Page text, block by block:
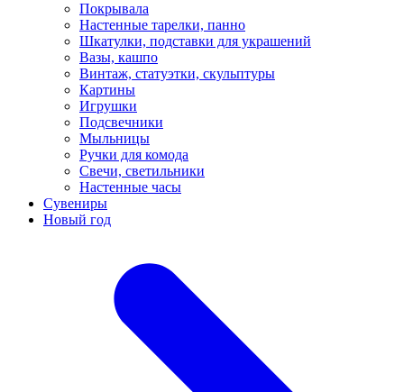
Покрывала
Настенные тарелки, панно
Шкатулки, подставки для украшений
Вазы, кашпо
Винтаж, статуэтки, скульптуры
Картины
Игрушки
Подсвечники
Мыльницы
Ручки для комода
Свечи, светильники
Настенные часы
Сувениры
Новый год